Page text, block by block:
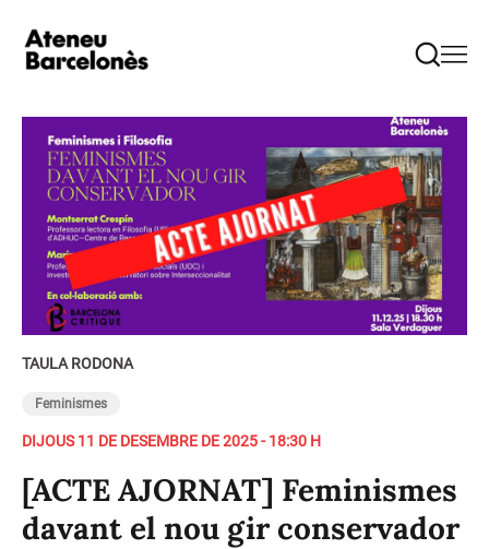
TAULA RODONA
Feminismes
DIJOUS 11 DE DESEMBRE DE 2025 - 18:30 H
[ACTE AJORNAT] Feminismes
davant el nou gir conservador